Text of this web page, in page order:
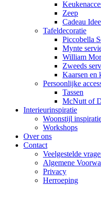
Zeep
Cadeau Idee
Tafeldecoratie
Piccobella
Mynte
William
Zweeds
Kaarsen en
Persoonlijke
Tassen
McNutt of
Interieurinspiratie
Woonstijl
Workshops
Over ons
Contact
Veelgestelde
Algemene
Privacy
Herroeping